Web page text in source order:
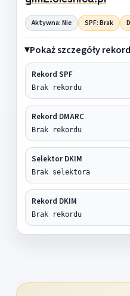
Aktywna: Nie SPF: Brak
Pokaż szczegóły
Rekord SPF
Brak rekordu
Rekord DMARC
Brak rekordu
Selektor DKIM
Brak selektora
Rekord DKIM
Brak rekordu